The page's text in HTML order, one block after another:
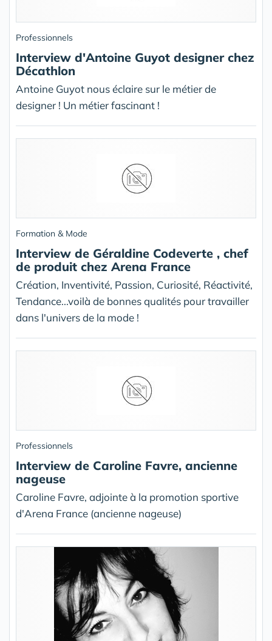
Professionnels
Interview d'Antoine Guyot designer chez
Décathlon
Antoine Guyot nous éclaire sur le métier de
designer ! Un métier fascinant !
Formation & Mode
Interview de Géraldine Codeverte , chef
de produit chez Arena France
Création, Inventivité, Passion, Curiosité, Réactivité,
Tendance...voilà de bonnes qualités pour travailler
dans l'univers de la mode !
Professionnels
Interview de Caroline Favre, ancienne
nageuse
Caroline Favre, adjointe à la promotion sportive
d'Arena France (ancienne nageuse)